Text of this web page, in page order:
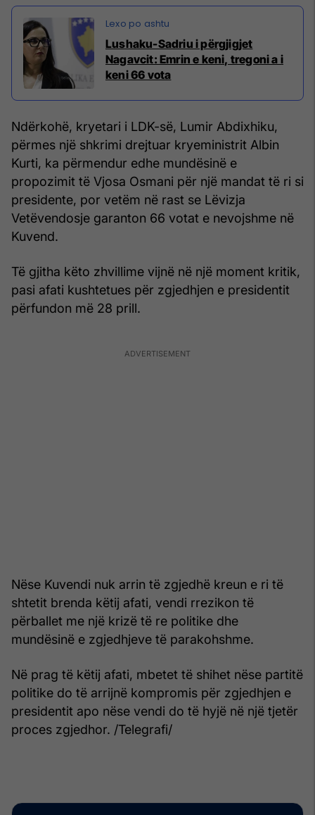
Lushaku-Sadriu i përgjigjet
Nagavcit: Emrin e keni, tregoni a i
keni 66 vota
Ndërkohë, kryetari i LDK-së, Lumir Abdixhiku,
përmes një shkrimi drejtuar kryeministrit Albin
Kurti, ka përmendur edhe mundësinë e
propozimit të Vjosa Osmani për një mandat të ri si
presidente, por vetëm në rast se Lëvizja
Vetëvendosje garanton 66 votat e nevojshme në
Kuvend.
Të gjitha këto zhvillime vijnë në një moment kritik,
pasi afati kushtetues për zgjedhjen e presidentit
përfundon më 28 prill.
Nëse Kuvendi nuk arrin të zgjedhë kreun e ri të
shtetit brenda këtij afati, vendi rrezikon të
përballet me një krizë të re politike dhe
mundësinë e zgjedhjeve të parakohshme.
Në prag të këtij afati, mbetet të shihet nëse partitë
politike do të arrijnë kompromis për zgjedhjen e
presidentit apo nëse vendi do të hyjë në një tjetër
proces zgjedhor. /Telegrafi/